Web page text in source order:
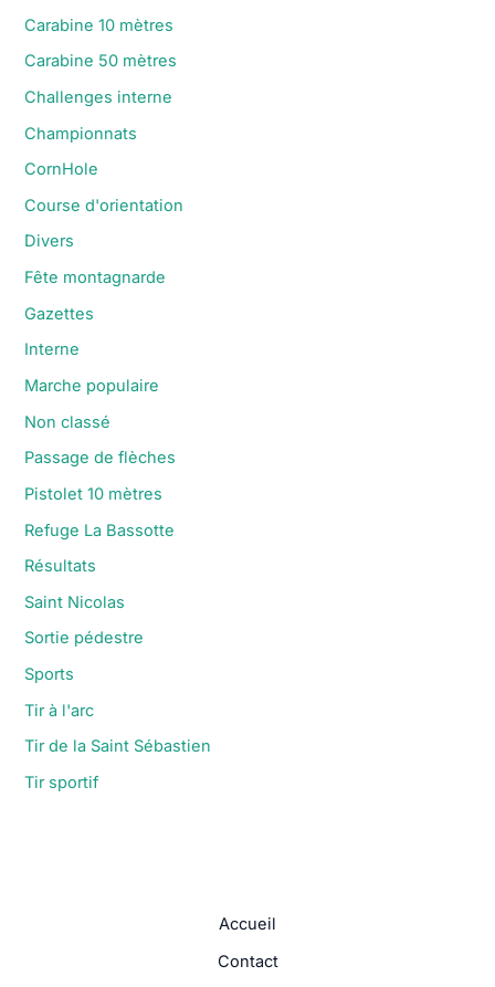
Carabine 10 mètres
Carabine 50 mètres
Challenges interne
Championnats
CornHole
Course d'orientation
Divers
Fête montagnarde
Gazettes
Interne
Marche populaire
Non classé
Passage de flèches
Pistolet 10 mètres
Refuge La Bassotte
Résultats
Saint Nicolas
Sortie pédestre
Sports
Tir à l'arc
Tir de la Saint Sébastien
Tir sportif
Accueil
Contact